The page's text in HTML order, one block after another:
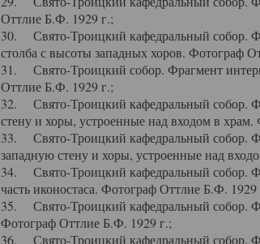
Оттлие Б.Ф. 1929 г.;
30. Свято-Троицкий кафедральный собор.
столба с высоты западных хоров. Фотограф
31. Свято-Троицкий собор. Фрагмент
Оттлие Б.Ф. 1929 г.;
32. Свято-Троицкий кафедральный собор.
стену и хоры, устроенные над входом в
33. Свято-Троицкий кафедральный собор.
западную стену и хоры, устроенные над
34. Свято-Троицкий кафедральный собор.
часть иконостаса. Фотограф Оттлие Б.Ф. 1929
35. Свято-Троицкий кафедральный собор.
Фотограф Оттлие Б.Ф. 1929 г.;
36. Свято-Троицкий кафедральный собор.